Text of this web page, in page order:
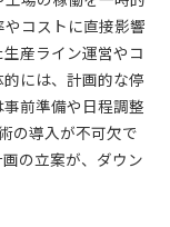
タイム管理術
事管理のコツ
現場の工夫
工事の仕組み
善策
秘訣
コストに直接影響
産ライン運営やコ
には、計画的な停
前準備や日程調整
の導入が不可欠で
の立案が、ダウン